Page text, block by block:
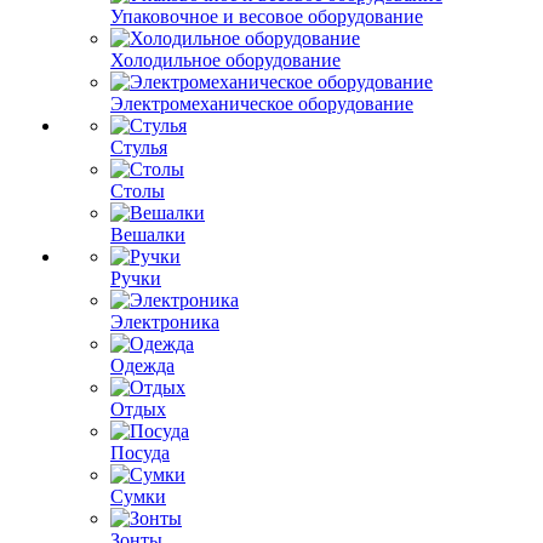
Упаковочное и весовое оборудование
Холодильное оборудование
Электромеханическое оборудование
Стулья
Столы
Вешалки
Ручки
Электроника
Одежда
Отдых
Посуда
Сумки